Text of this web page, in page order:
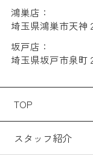
鴻巣店：
埼玉県鴻巣市天神
坂戸店：
埼玉県坂戸市泉町
TOP
スタッフ紹介